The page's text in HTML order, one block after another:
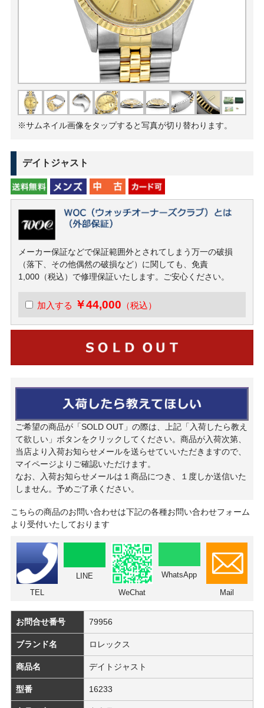
※サムネイル画像をタップすると写真が切り替わります。
デイトジャスト
メーカー保証などで保証範囲外とされてしまう万一の破損
（落下、その他偶然の破損など）に関しても、免責
1,000（税込）で修理保証いたします。ご安心ください。
加入する ￥44,000 （税込）
ご希望の商品が「SOLD OUT」の際は、上記「入荷したら教え
て欲しい」ボタンをクリックしてください。商品が入荷次第、
当店より入荷お知らせメールを送らせていいただきますので、
マイページよりご確認いただけます。
なお、入荷お知らせメールは１商品につき、１度しか送信いた
しません。予めご了承ください。
こちらの商品のお問い合わせは下記の各種お問い合わせフォーム
より受付いたしております
TEL
LINE
WeChat
WhatsApp
Mail
お問合せ番号 79956
ブランド名 ロレックス
商品名 デイトジャスト
型番 16233